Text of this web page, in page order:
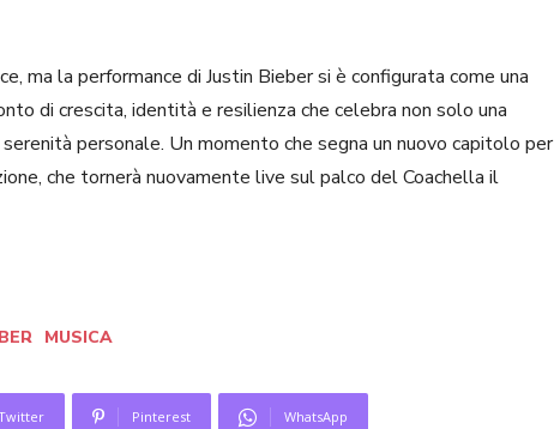
ma la performance di Justin Bieber si è configurata come una
di crescita, identità e resilienza che celebra non solo una
personale. Un momento che segna un nuovo capitolo per
che tornerà nuovamente live sul palco del Coachella il
MUSICA
Pinterest WhatsApp